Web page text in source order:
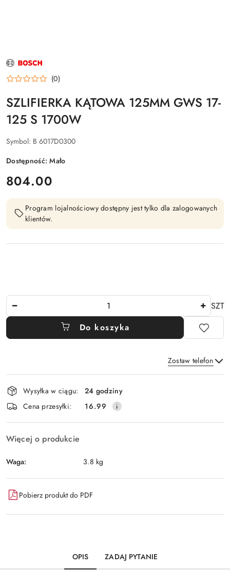
NAZWA
PRODUCENTA:
BOSCH (0)
SZLIFIERKA KĄTOWA 125MM GWS 17-
125 S 1700W
Symbol: B 6017D0300
Dostępność:Mało
cena:
804.00
Program lojalnościowy dostępny jest tylko dla zalogowanych
klientów.
SZT
Do koszyka
Zostaw telefon
Wyślij
Dostępność
i
dostawa
Wysyłka w ciągu:
24 godziny
Cena przesyłki:
16.99
Więcej o produkcie
Waga: 3.8 kg
Pobierz produkt do PDF
OPIS ZADAJ PYTANIE